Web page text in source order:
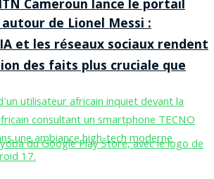
Cameroun lance le portail
de Lionel Messi :
et les réseaux sociaux rendent
des faits plus cruciale que